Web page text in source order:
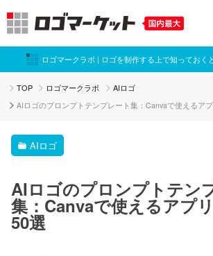
ロゴマークラボ | ロゴを制作する上で知っておく
TOP ロゴマークラボ AIロゴ
AIロゴのプロンプトテンプレート集：Canvaで使えるア
AIロゴ
AIロゴのプロンプトテン
集：Canvaで使えるアプ
50選